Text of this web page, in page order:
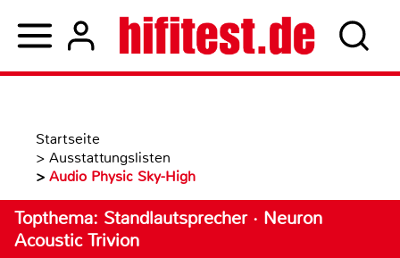
Startseite
> Ausstattungslisten
> Audio Physic Sky-High
Topthema: Standlautsprecher · Neuron
Acoustic Trivion